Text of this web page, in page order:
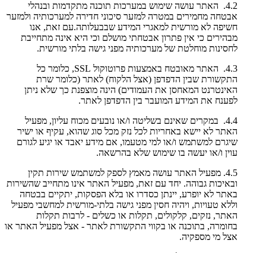
4.2. האתר עושה שימוש במערכות תוכנה מתקדמות ובנהלי
אבטחה מחמירים במטרה למזער סיכוני חדירה למערכותיה ולמזער
חשיפה לא מורשית למאגרי המידע שבבעלותה.עם זאת, אנו
מבהירים כי אין פתרון אבטחתי מושלם וכי היא אינה מתחייבת
לחסינות מוחלטת של מערכותיה מפני גישה בלתי מורשית.
4.3. האתר מאובטח באמצעות פרוטוקול SSL, כלומר כל
התקשורת שבין הדפדפן (אצל הלקוח) לאתר (כלומר שרת
האינטרנט המאחסן את העמודים) הינה מוצפנת כך שלא ניתן
לפענח את המידע המועבר בין הדפדפן לאתר.
4.4. במקרים שאינם בשליטה ו/או נובעים מכוח עליון, מפעיל
האתר לא יישא באחריות לכל נזק מכל סוג שהוא, עקיף או ישיר
שיגרם למשתמש ו/או למי מטעמו, אם מידע יאבד או יגיע לגורם
עוין ו/או יעשה בו שימוש שלא בהרשאה.
4.5. מפעיל האתר עושה מאמץ לספק למשתמש שירות תקין
ובאיכות גבוהה. יחד עם זאת, מפעיל האתר אינו מתחייב שהשירות
באתר לא יופרע, יינתן כסדרו או בלא הפסקות, יתקיים בבטחה
וללא טעויות, ויהיה חסין מפני גישה בלתי-מורשית למחשבי מפעיל
האתר, נזקים, קלקולים, תקלות או כשלים - לרבות תקלות
בחומרה, בתוכנה או בקווי התקשורת לאתר - אצל מפעיל האתר או
אצל מי מספקיה.